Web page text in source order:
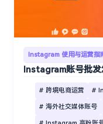
Instagram 使用与运营指
Instagram账号批发
# 跨境电商运营 #
# 海外社交媒体账号